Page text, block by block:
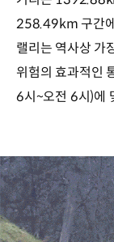
258.49km 구간
랠리는 역사상 가
위험의 효과적인
6시~오전 6시)에